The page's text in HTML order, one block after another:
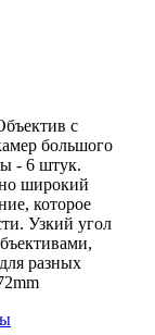
с
большого
- 6 штук.
широкий
которое
Узкий угол
разных